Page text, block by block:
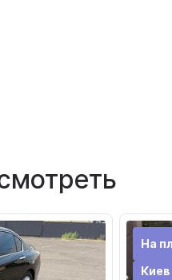
На
Киев